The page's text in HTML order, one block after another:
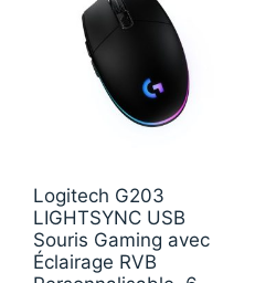
Logitech G203
LIGHTSYNC USB
Souris Gaming avec
Éclairage RVB